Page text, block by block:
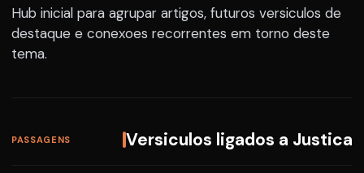
Hub inicial para agrupar artigos, futuros versiculos de
destaque e conexoes recorrentes em torno deste
tema.
PASSAGENS Versiculos ligados a Justica